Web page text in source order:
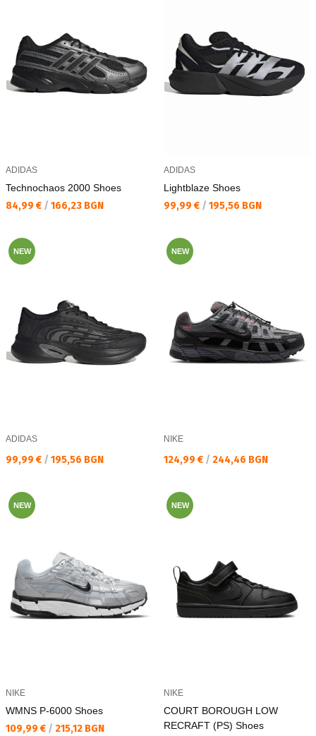
ADIDAS
Technochaos 2000 Shoes
Текуща цена:
84,99 € / 166,23 BGN
ADIDAS
Lightblaze Shoes
Текуща цена:
99,99 € / 195,56 BGN
NEW
ADIDAS
Текуща цена:
99,99 € / 195,56 BGN
NEW
NIKE
Текуща цена:
124,99 € / 244,46 BGN
NEW
NIKE
WMNS P-6000 Shoes
Текуща цена:
109,99 € / 215,12 BGN
NEW
NIKE
COURT BOROUGH LOW
RECRAFT (PS) Shoes